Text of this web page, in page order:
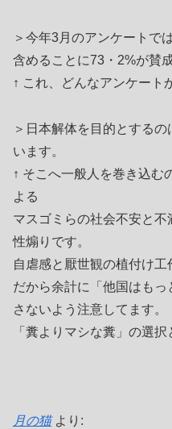
＞今年3月のアンケートで
含めることに73・2%が賛
↑ これ、どんなアンケート
＞日本解体を目的とする
います。
↑ そこへ一般人を巻き込む
よる
マスゴミらの社会不安と
性煽りです。
自虐感と厭世観の植付け工
だから余計に「他国はも
さないよう注意してます。
「糞よりマシな糞」の選択
月の猫 より: